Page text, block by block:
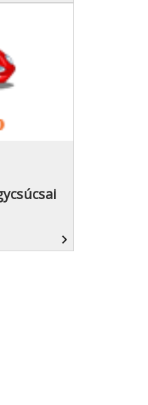
navigate_next